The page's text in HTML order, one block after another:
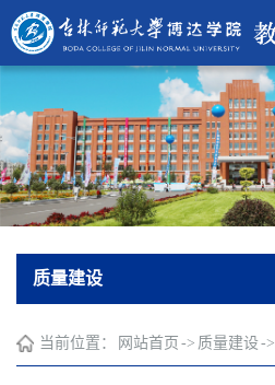
质量建设
当前位置： 网站首页 -> 质量建设->